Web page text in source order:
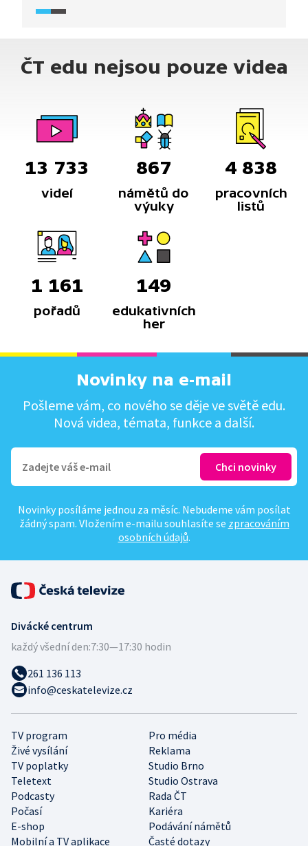
zapsala do dějin československé a české kultury.
Evropě? Dnes je Laterna magika součástí Nové
scény Národního divadla.
ČT edu nejsou pouze videa
13 733
videí
867
námětů do
výuky
4 838
pracovních
listů
1 161
pořadů
149
edukativních
her
Novinky na e-mail
Pošleme vám, co nového se děje ve světě edu.
Nová videa, témata, funkce a další.
Novinky posíláme jednou za měsíc. Nebudeme vám posílat
žádný spam. Vložením e-mailu souhlasíte se zpracováním
osobních údajů.